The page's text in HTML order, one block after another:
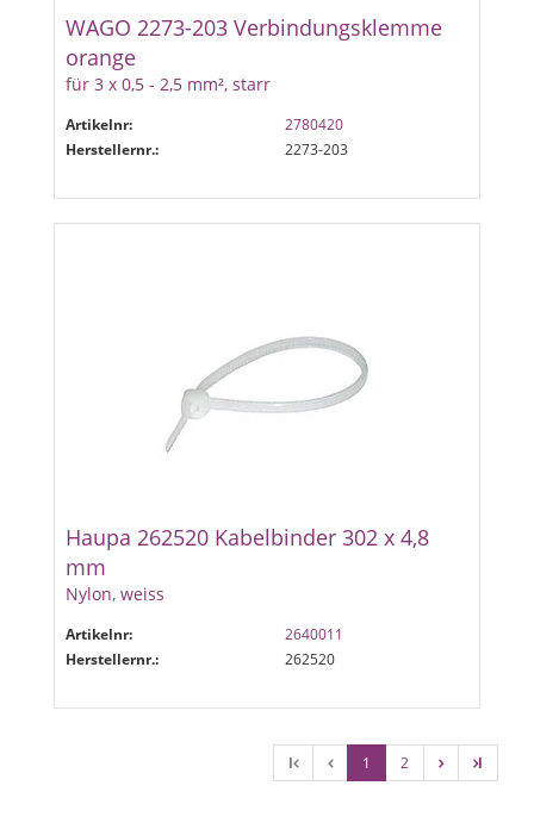
WAGO 2273-203 Verbindungsklemme
orange
für 3 x 0,5 - 2,5 mm², starr
Artikelnr:
2780420
Herstellernr.:
2273-203
Haupa 262520 Kabelbinder 302 x 4,8
mm
Nylon, weiss
Artikelnr:
2640011
Herstellernr.:
262520
l 1 2 l